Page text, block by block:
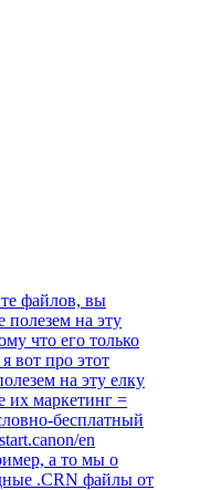
файлов, вы
на эту
что его только
вот про этот
на эту елку
их маркетинг =
бесплатный
en
а то мы о
.CRN файлы от